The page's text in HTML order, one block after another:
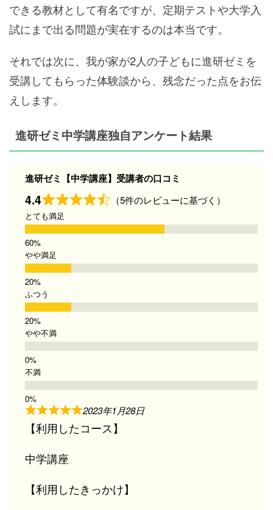
できる教材として有名ですが、定期テストや大学入
試にまで出る問題が実在するのは本当です。
それでは次に、我が家が2人の子どもに進研ゼミを
受講してもらった体験談から、残念だった点をお伝
えします。
進研ゼミ中学講座独自アンケート結果
進研ゼミ【中学講座】受講者の口コミ
4.4 （5件のレビューに基づく）
とても満足
やや満足
ふつう
やや不満
不満
2023年1月28日
【利用したコース】
中学講座
【利用したきっかけ】